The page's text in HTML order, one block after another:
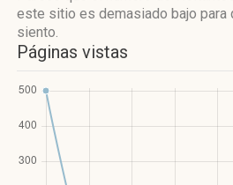
este sitio es demasiado bajo para
siento.
Páginas vistas